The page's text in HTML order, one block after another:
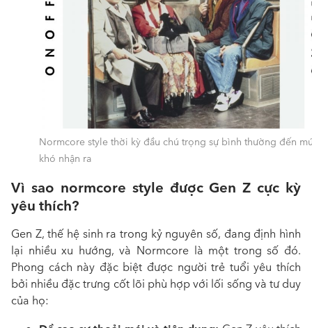
Normcore style thời kỳ đầu chú trọng sự bình thường đến
khó nhận ra
Vì sao normcore style được Gen Z cực kỳ
yêu thích?
Gen Z, thế hệ sinh ra trong kỷ nguyên số, đang định hình
lại nhiều xu hướng, và Normcore là một trong số đó.
Phong cách này đặc biệt được người trẻ tuổi yêu thích
bởi nhiều đặc trưng cốt lõi phù hợp với lối sống và tư duy
của họ: